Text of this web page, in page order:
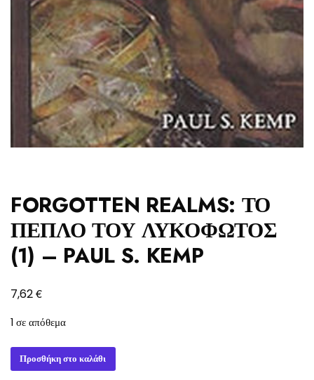
FORGOTTEN REALMS: ΤΟ
ΠΕΠΛΟ ΤΟΥ ΛΥΚΟΦΩΤΟΣ
(1) – PAUL S. KEMP
7,62€
1 σε απόθεμα
FORGOTTEN
REALMS:
Προσθήκη στο καλάθι